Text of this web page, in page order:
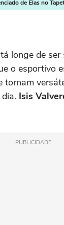
de Elas no
longe de ser
o esportivo
tornam
Isis
PUBLICIDADE